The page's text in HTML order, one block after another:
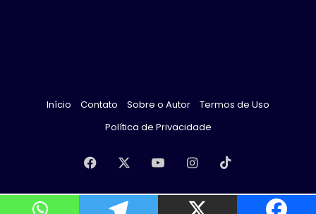
Início Contato Sobre o Autor
Termos de Uso
Política de Privacidade
Facebook YouTubeInstagram